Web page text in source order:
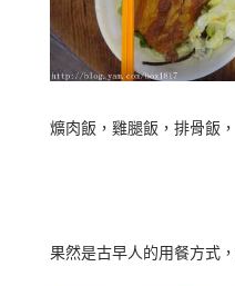
爌肉飯，雞腿飯，排骨飯，
果然是古早人的用餐方式